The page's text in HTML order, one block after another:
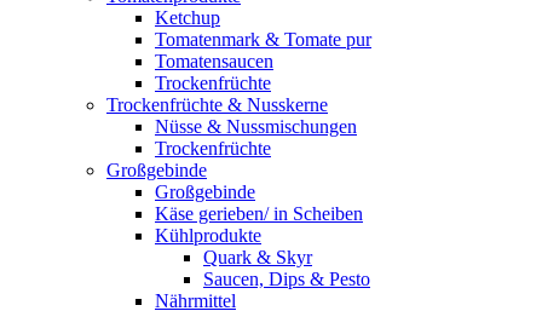
Ketchup
Tomatenmark & Tomate pur
Tomatensaucen
Trockenfrüchte
Trockenfrüchte & Nusskerne
Nüsse & Nussmischungen
Trockenfrüchte
Großgebinde
Großgebinde
Käse gerieben/ in Scheiben
Kühlprodukte
Quark & Skyr
Saucen, Dips & Pesto
Nährmittel